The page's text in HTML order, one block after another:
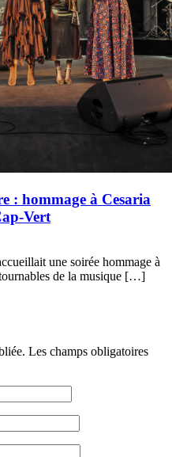
: hommage à Cesaria
Vert
une soirée hommage à
de la musique […]
Les champs obligatoires